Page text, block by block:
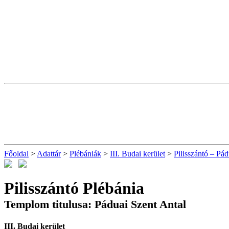
Főoldal > Adattár> Plébániák > III. Budai kerület > Pilisszántó –
Pilisszántó Plébánia
Templom titulusa: Páduai Szent Antal
III. Budai kerület